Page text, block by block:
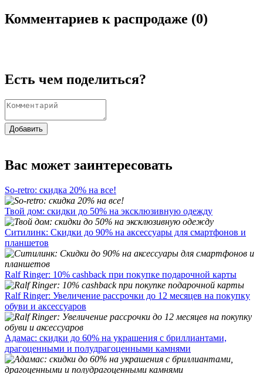
Комментариев к распродаже (0)
Есть чем поделиться?
Добавить
Вас может заинтересовать
So-retro: скидка 20% на все!
Твой дом: скидки до 50% на эксклюзивную одежду
Ситилинк: Скидки до 90% на аксессуары для смартфонов и
планшетов
Ralf Ringer: 10% cashback при покупке подарочной карты
Ralf Ringer: Увеличение рассрочки до 12 месяцев на покупку
обуви и аксессуаров
Адамас: скидки до 60% на украшения с бриллиантами,
драгоценными и полудрагоценными камнями